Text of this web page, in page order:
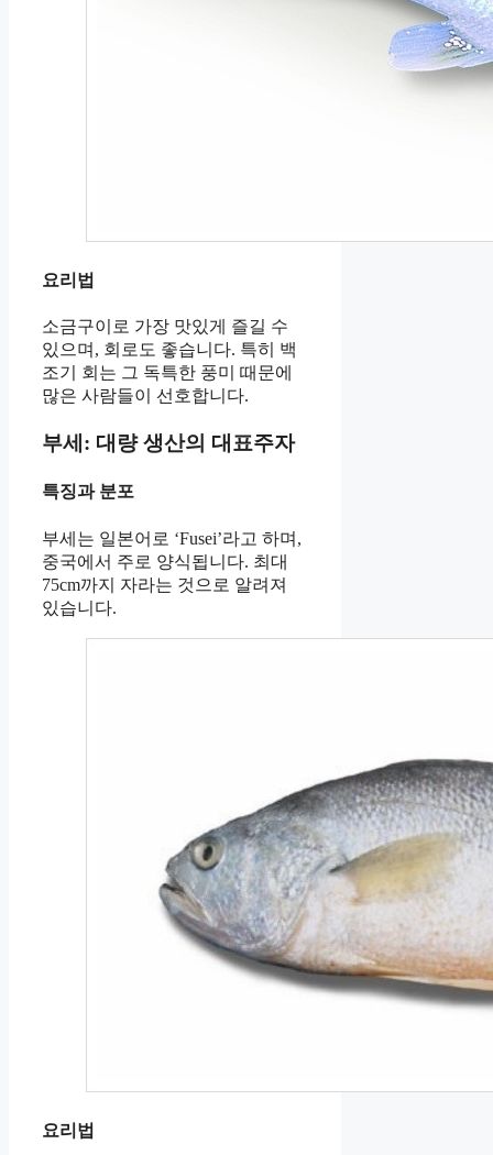
요리법
소금구이로 가장 맛있게 즐길 수
있으며, 회로도 좋습니다. 특히 백
조기 회는 그 독특한 풍미 때문에
많은 사람들이 선호합니다.
부세: 대량 생산의 대표주자
특징과 분포
부세는 일본어로 ‘Fusei’라고 하며,
중국에서 주로 양식됩니다. 최대
75cm까지 자라는 것으로 알려져
있습니다.
요리법